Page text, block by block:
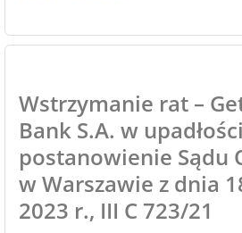
Wstrzymanie rat –
Bank S.A. w
postanowienie Sądu
w Warszawie z dnia
2023 r., III C 723/21